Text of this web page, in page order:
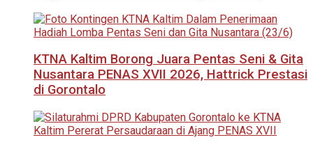
KTNA Kaltim Borong Juara Pentas Seni & Gita
Nusantara PENAS XVII 2026, Hattrick Prestasi
di Gorontalo